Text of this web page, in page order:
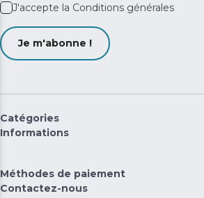
J'accepte la Conditions générales
Je m'abonne !
Catégories
Informations
Méthodes de paiement
Contactez-nous